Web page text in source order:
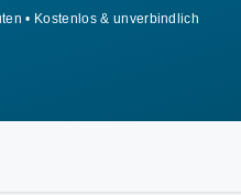
• Kostenlos & unverbindlich